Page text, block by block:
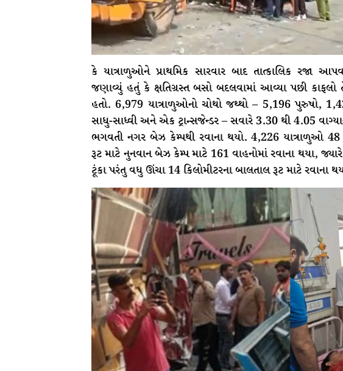
કે યાત્રાળુઓને પ્રાથમિક સારવાર બાદ તાત્કાલિક રજા
જણાવ્યું હતું કે ક્ષતિગ્રસ્ત બસો બદલવામાં આવ્યા પછી કાફલો
હતો. 6,979 યાત્રાળુઓનો ચોથો જથ્થો – 5,196 પુરુષો,
સાધુ-સાધ્વી અને એક ટ્રાન્સજેન્ડર – સવારે 3.30 થી 4.05
ભગવતી નગર બેઝ કેમ્પથી રવાના થયો. 4,226 યાત્રાળુઓ 48
રૂટ માટે નુનવાન બેઝ કેમ્પ માટે 161 વાહનોમાં રવાના થયા,
ટૂંકા પરંતુ વધુ ઊંચા 14 કિલોમીટરના બાલતાલ રૂટ માટે રવાના